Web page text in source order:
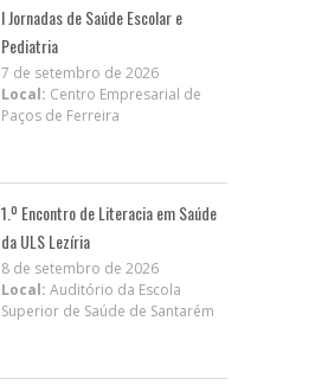
I Jornadas de Saúde Escolar e
Pediatria
7 de setembro de 2026
Local: Centro Empresarial de
Paços de Ferreira
1.º Encontro de Literacia em Saúde
da ULS Lezíria
8 de setembro de 2026
Local: Auditório da Escola
Superior de Saúde de Santarém